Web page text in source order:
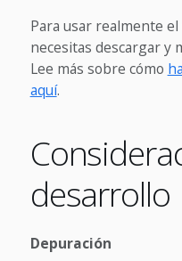
Para usar realmente
necesitas descargar y
Lee más sobre cómo
aquí.
desarrollo
Depuración